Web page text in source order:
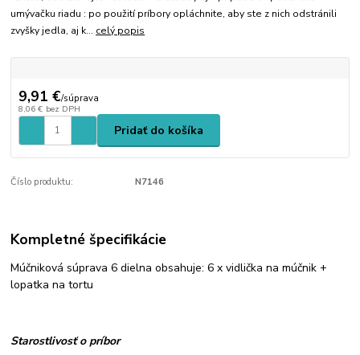
umývačku riadu : po použití príbory opláchnite, aby ste z nich odstránili
zvyšky jedla, aj k... celý popis
9,91 €/súprava
8,06 € bez DPH
Pridať do košíka
Číslo produktu: N7146
Kompletné špecifikácie
Múčniková súprava 6 dielna obsahuje: 6 x vidlička na múčnik +
lopatka na tortu
Starostlivosť o príbor